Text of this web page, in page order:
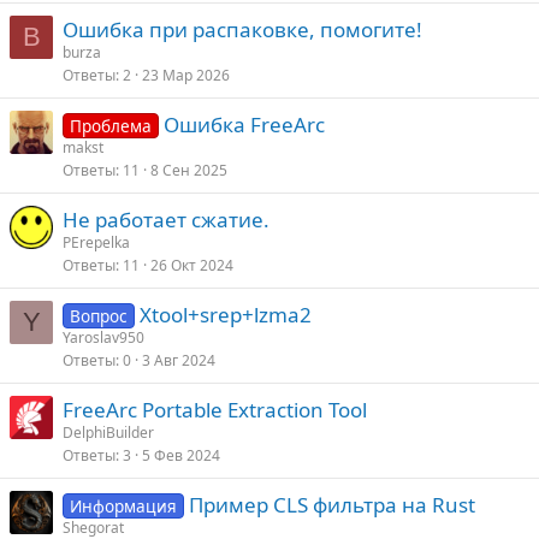
р
B Ошибка при распаковке, помогите!
burza
Ответы 2 23 Мар 2026
Проблема Ошибка FreeArc
makst
Ответы 11 8 Сен 2025
Не работает сжатие.
PErepelka
Ответы 11 26 Окт 2024
Y Вопрос Xtool+srep+lzma2
Yaroslav950
Ответы 0 3 Авг 2024
FreeArc Portable Extraction Tool
DelphiBuilder
Ответы 3 5 Фев 2024
Информация Пример CLS фильтра на Rust
Shegorat